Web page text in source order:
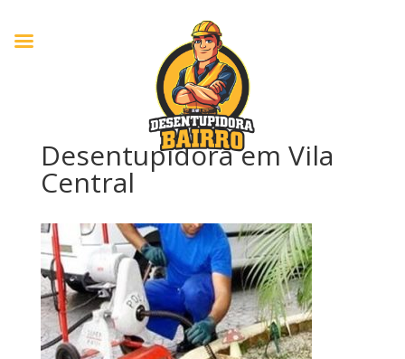
Desentupidora em Vila
Central